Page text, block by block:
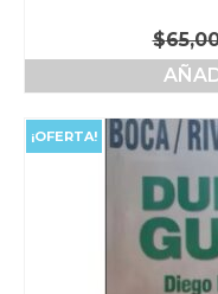
$
¡OFERTA!